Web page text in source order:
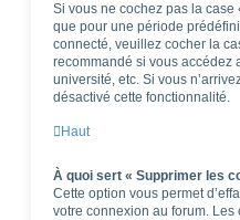
Si vous ne cochez pas la
que pour une période
connecté, veuillez cocher la
recommandé si vous accédez
université, etc. Si vous
désactivé cette fonctionnalité.
Haut
À quoi sert « Supprimer les
Cette option vous permet
votre connexion au forum. Les